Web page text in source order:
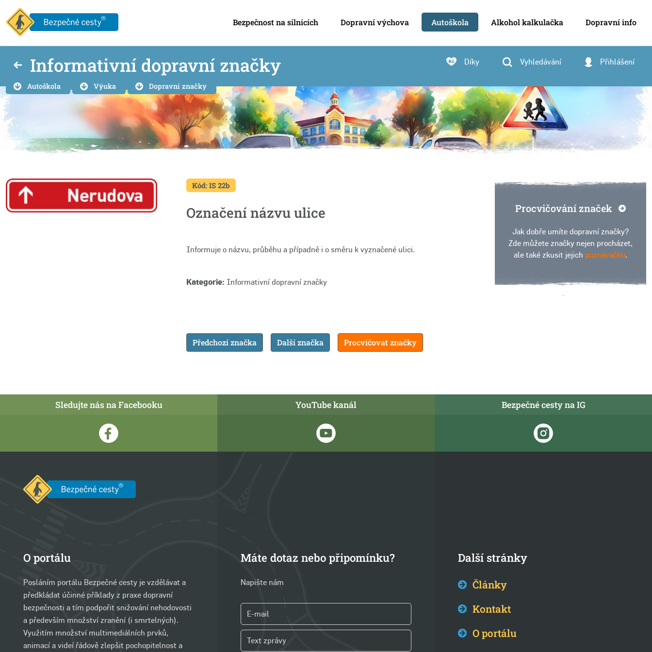
Bezpečnost na silnicích Dopravní výchova Autoškola Alkohol kalkulačka Dopravní info
Informativní dopravní značky Díky Vyhledávání Přihlášení
Autoškola Výuka Dopravní značky
Kód: IS 22b
Označení názvu ulice
Informuje o názvu, průběhu a případně i o směru k vyznačené ulici.
Kategorie: Informativní dopravní značky
Předchozí značka Další značka Procvičovat značky
Procvičování značek
Jak dobře umíte dopravní značky?
Zde můžete značky nejen procházet,
ale také zkusit jejich poznávačku.
Sledujte nás na Facebooku YouTube kanál Bezpečné cesty na IG
O portálu
Posláním portálu Bezpečné cesty je vzdělávat a
předkládat účinné příklady z praxe dopravní
bezpečnosti a tím podpořit snižování nehodovosti
a především množství zranění (i smrtelných).
Využitím množství multimediálních prvků,
animací a videí řádově zlepšit pochopitelnost a
Máte dotaz nebo připomínku?
Napište nám
Další stránky
Články
Kontakt
O portálu